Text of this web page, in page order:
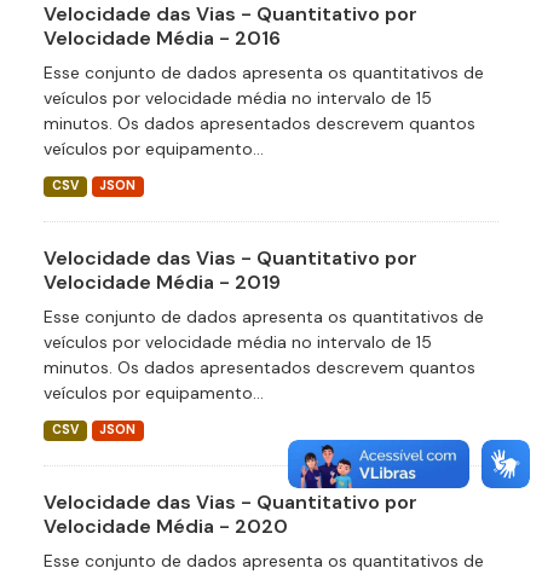
Velocidade das Vias - Quantitativo por
Velocidade Média - 2016
Esse conjunto de dados apresenta os quantitativos de
veículos por velocidade média no intervalo de 15
minutos. Os dados apresentados descrevem quantos
veículos por equipamento...
CSV JSON
Velocidade das Vias - Quantitativo por
Velocidade Média - 2019
Esse conjunto de dados apresenta os quantitativos de
veículos por velocidade média no intervalo de 15
minutos. Os dados apresentados descrevem quantos
veículos por equipamento...
CSV JSON
Velocidade das Vias - Quantitativo por
Velocidade Média - 2020
Esse conjunto de dados apresenta os quantitativos de